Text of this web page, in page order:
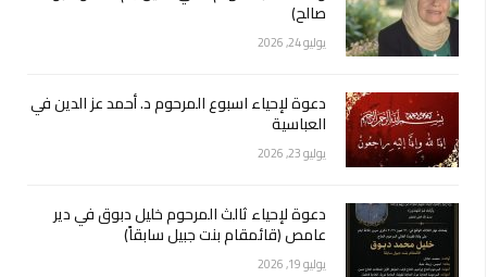
صالح)
يوليو 24, 2026
دعوة لإحياء اسبوع المرحوم د. أحمد عز الدين في
العباسية
يوليو 23, 2026
دعوة لإحياء ثالث المرحوم خليل دبوق في دير
عامص (قائمقام بنت جبيل سابقاً)
يوليو 19, 2026